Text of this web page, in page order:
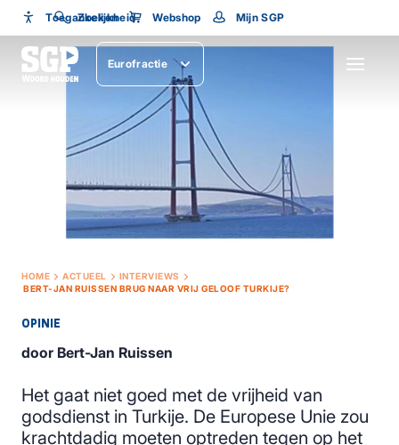
Toegankelijkheid
Toegankelijkheid
Lettergrootte
Zoeken Webshop Mijn SGP
Eurofractie
HOME ACTUEEL
INTERVIEWS
BERT-JAN RUISSEN BRUG NAAR VRIJ GELOOF TURKIJE?
OPINIE
door Bert-Jan Ruissen
Het gaat niet goed met de vrijheid van
godsdienst in Turkije. De Europese Unie zou
krachtdadig moeten optreden tegen op het